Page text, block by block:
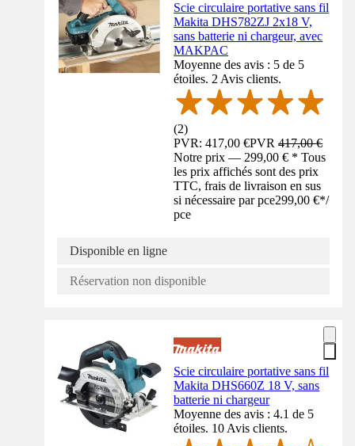
Scie circulaire portative sans fil
Makita DHS782ZJ 2x18 V,
sans batterie ni chargeur, avec
MAKPAC
Moyenne des avis : 5 de 5
étoiles. 2 Avis clients.
(2)
PVR: 417,00 €PVR417,00 €
Notre prix — 299,00 € * Tous
les prix affichés sont des prix
TTC, frais de livraison en sus
si nécessaire par pce299,00 €*/
pce
Disponible en ligne
Réservation non disponible
Scie circulaire portative sans fil
Makita DHS660Z 18 V, sans
batterie ni chargeur
Moyenne des avis : 4.1 de 5
étoiles. 10 Avis clients.